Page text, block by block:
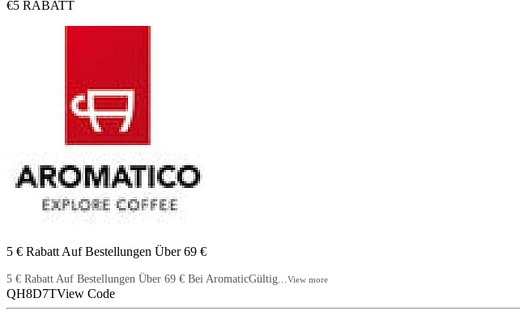
€5 RABATT
5 € Rabatt Auf Bestellungen Über 69 €
5 € Rabatt Auf Bestellungen Über 69 € Bei AromaticGültig...View more
QH8D7TView Code